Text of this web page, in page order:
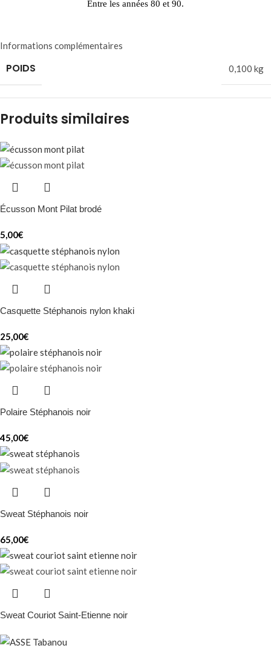
Entre les années 80 et 90.
Informations complémentaires
POIDS 0,100 kg
Produits similaires
Écusson Mont Pilat brodé
5,00€
Casquette Stéphanois nylon khaki
25,00€
Polaire Stéphanois noir
45,00€
Sweat Stéphanois noir
65,00€
Sweat Couriot Saint-Etienne noir